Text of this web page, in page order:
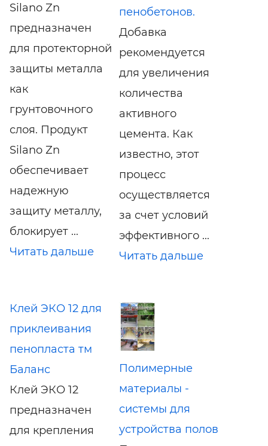
Silano Zn
предназначен
для протекторной
защиты металла
как
грунтовочного
слоя. Продукт
Silano Zn
обеспечивает
надежную
защиту металлу,
блокирует ...
Читать дальше
пенобетонов.
Добавка
рекомендуется
для увеличения
количества
активного
цемента. Как
известно, этот
процесс
осуществляется
за счет условий
эффективного ...
Читать дальше
Клей ЭКО 12 для
приклеивания
пенопласта тм
Баланс
Клей ЭКО 12
предназначен
для крепления
Полимерные
материалы -
системы для
устройства полов